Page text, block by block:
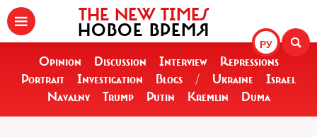
РУ
THE NEW TIMES
НОВОЕ ВРЕМЯ
Opinion Discussion Interview
Repressions
Portrait
Investigation Blogs / Ukraine
Israel
Navalny
Trump Putin Kremlin Duma